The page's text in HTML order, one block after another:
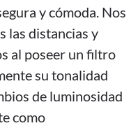
y cómoda. Nos
las distancias y
al poseer un filtro
su tonalidad
de luminosidad
como